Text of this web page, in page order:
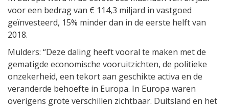
voor een bedrag van € 114,3 miljard in vastgoed
geïnvesteerd, 15% minder dan in de eerste helft van
2018.
Mulders: “Deze daling heeft vooral te maken met de
gematigde economische vooruitzichten, de politieke
onzekerheid, een tekort aan geschikte activa en de
veranderde behoefte in Europa. In Europa waren
overigens grote verschillen zichtbaar. Duitsland en het